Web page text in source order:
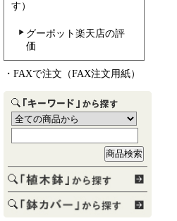
す）
グーポット楽天店の評
価
・ FAXで注文（FAX注文用紙）